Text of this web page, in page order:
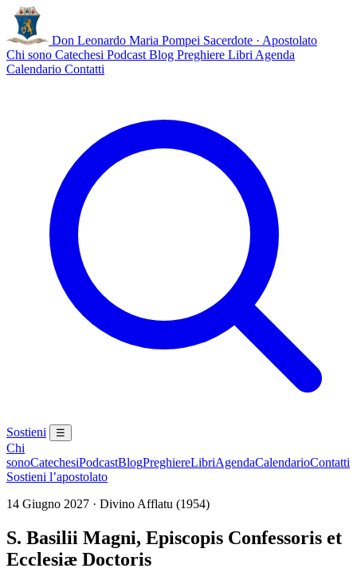
Don Leonardo Maria Pompei Sacerdote · Apostolato
Chi sono Catechesi Podcast Blog Preghiere Libri Agenda
Calendario Contatti
Sostieni ☰
Chi
sonoCatechesiPodcastBlogPreghiereLibriAgendaCalendarioContatti
Sostieni l’apostolato
14 Giugno 2027 · Divino Afflatu (1954)
S. Basilii Magni, Episcopis Confessoris et
Ecclesiæ Doctoris